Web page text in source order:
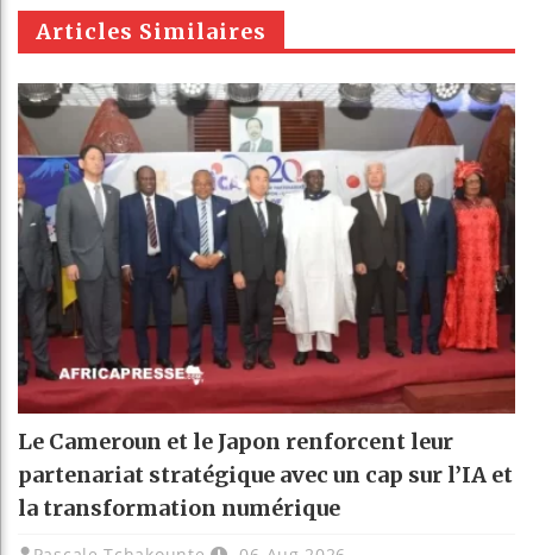
m
Articles Similaires
Le Cameroun et le Japon renforcent leur
partenariat stratégique avec un cap sur l’IA et
la transformation numérique